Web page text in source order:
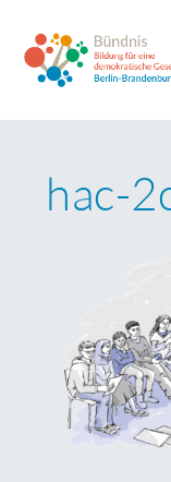
hac-